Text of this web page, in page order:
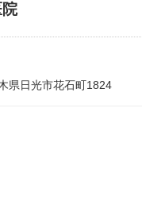
県日光市花石町1824